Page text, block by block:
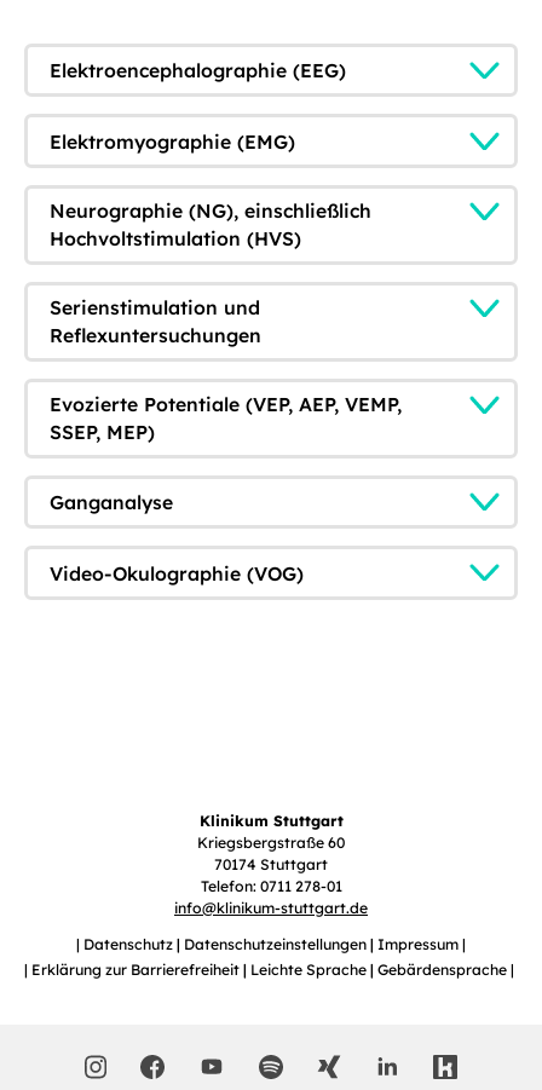
Elektroencephalographie (EEG)
Elektromyographie (EMG)
Neurographie (NG), einschließlich
Hochvoltstimulation (HVS)
Serienstimulation und
Reflexuntersuchungen
Evozierte Potentiale (VEP, AEP, VEMP,
SSEP, MEP)
Ganganalyse
Video-Okulographie (VOG)
Klinikum Stuttgart
Kriegsbergstraße 60
70174 Stuttgart
Telefon: 0711 278-01
info@klinikum-stuttgart.de
Datenschutz
Datenschutzeinstellungen
Impressum
Erklärung zur Barrierefreiheit
Leichte Sprache Gebärdensprache